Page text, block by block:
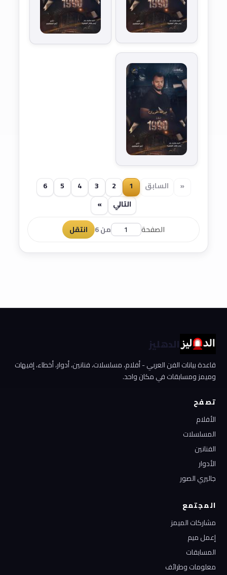
« السابق 1
2
3
4
5
6
التالي
»
الصفحة
من 6 انتقل
الدهليز
قاعدة بيانات الفن العربي - أفلام، مسلسلات، فنانين، أدوار، أخطاء، إفيهات
وميمز ومسابقات في مكان واحد.
تصفح
الأفلام
المسلسلات
الفنانين
الأدوار
جاليري الصور
المجتمع
مشاركات الميمز
إعمل ميم
المسابقات
معلومات وطرائف